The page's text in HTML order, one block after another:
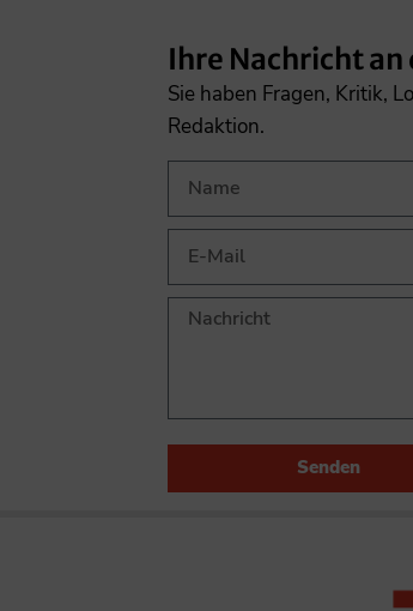
Ihre Nachricht
Sie haben Fragen, Kritik,
Redaktion.
Senden